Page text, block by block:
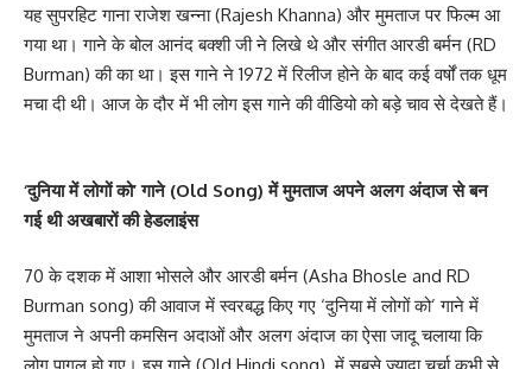
यह सुपरहिट गाना राजेश खन्ना (Rajesh Khanna) और मुमताज पर फिल्म आ
गया था। गाने के बोल आनंद बक्शी जी ने लिखे थे और संगीत आरडी बर्मन (RD
Burman) की का था। इस गाने ने 1972 में रिलीज होने के बाद कई वर्षों तक धूम
मचा दी थी। आज के दौर में भी लोग इस गाने की वीडियो को बड़े चाव से देखते हैं।
‘दुनिया में लोगों को’ गाने (Old Song) में मुमताज अपने अलग अंदाज से बन
गई थी अखबारों की हेडलाइंस
70 के दशक में आशा भोसले और आरडी बर्मन (Asha Bhosle and RD
Burman song) की आवाज में स्वरबद्ध किए गए ‘दुनिया में लोगों को’ गाने में
मुमताज ने अपनी कमसिन अदाओं और अलग अंदाज का ऐसा जादू चलाया कि